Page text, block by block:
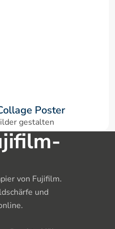
Poster
gestalten
von Fujifilm.
und